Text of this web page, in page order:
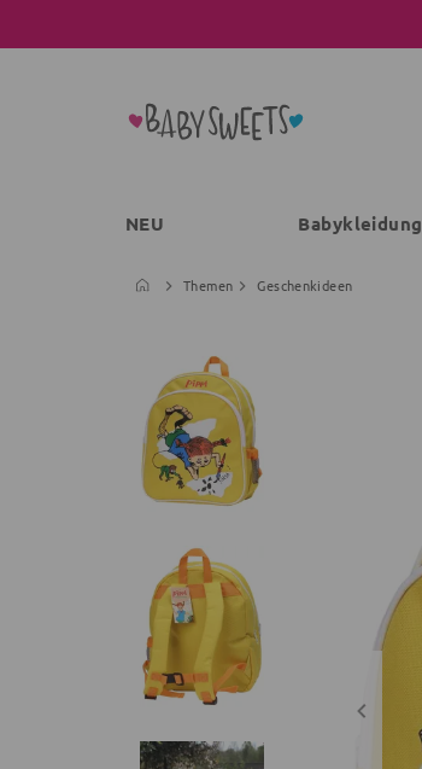
NEU Babykleidung
Themen Geschenkideen